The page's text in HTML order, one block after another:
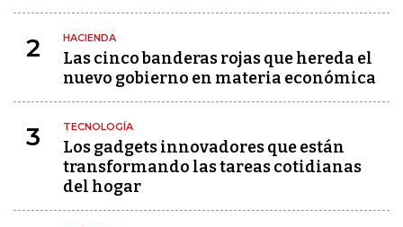
2 HACIENDA
Las cinco banderas rojas que hereda el
nuevo gobierno en materia económica
3 TECNOLOGÍA
Los gadgets innovadores que están
transformando las tareas cotidianas
del hogar